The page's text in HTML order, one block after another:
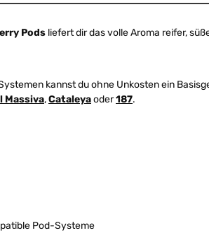
Pods liefert dir das volle Aroma reifer,
kannst du ohne Unkosten ein
Massiva,Cataleyaoder187.
Pod-Systeme